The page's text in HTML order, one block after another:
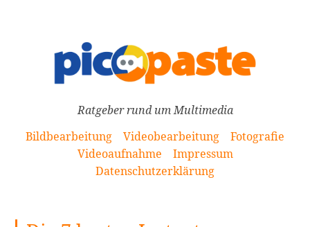
Ratgeber rund um Multimedia
Bildbearbeitung
Videobearbeitung
Fotografie
Videoaufnahme
Impressum
Datenschutzerklärung